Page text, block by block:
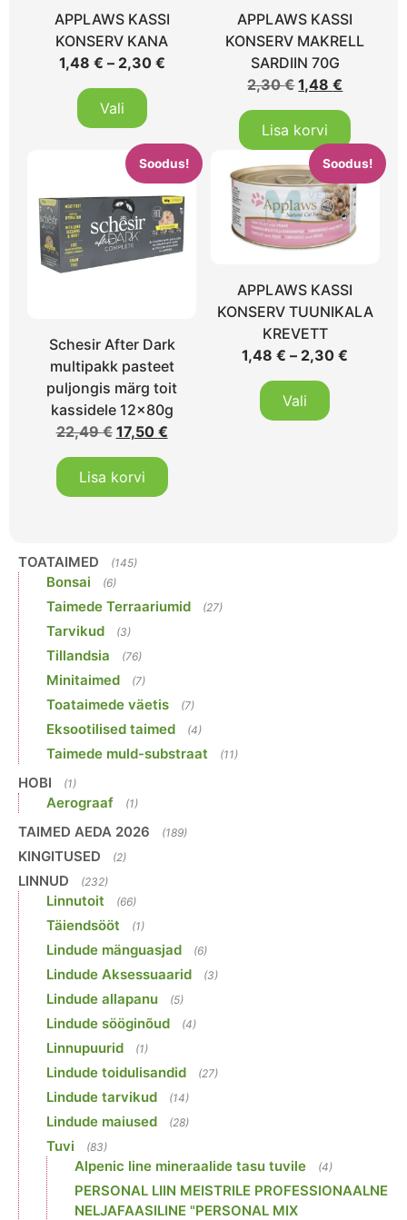
APPLAWS KASSI
KONSERV KANA
1,48 € – 2,30 €
Vali
APPLAWS KASSI
KONSERV MAKRELL
SARDIIN 70G
2,30€ 1,48€
Lisa korvi
Soodus!
Schesir After Dark
multipakk pasteet
puljongis märg toit
kassidele 12x80g
22,49€ 17,50 €
Lisa korvi
Soodus!
APPLAWS KASSI
KONSERV TUUNIKALA
KREVETT
1,48€ – 2,30€
Vali
TOATAIMED (145)
Bonsai (6)
Taimede Terraariumid (27)
Tarvikud (3)
Tillandsia (76)
Minitaimed (7)
Toataimede väetis (7)
Eksootilised taimed (4)
Taimede muld-substraat (11)
HOBI (1)
Aerograaf (1)
TAIMED AEDA 2026 (189)
KINGITUSED (2)
LINNUD (232)
Linnutoit (66)
Täiendsööt (1)
Lindude mänguasjad (6)
Lindude Aksessuaarid (3)
Lindude allapanu (5)
Lindude sööginõud (4)
Linnupuurid (1)
Lindude toidulisandid (27)
Lindude tarvikud (14)
Lindude maiused (28)
Tuvi (83)
Alpenic line mineraalide tasu tuvile (4)
PERSONAL LIIN MEISTRILE PROFESSIONAALNE
NELJAFAASILINE "PERSONAL MIX